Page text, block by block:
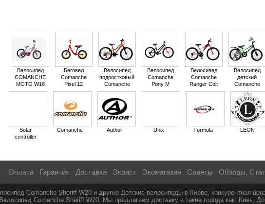
Велосипед
COMANCHE
MOTO W16
Беговел
Comanche
Pixel 12
Велосипед
подростковый
Comanche
Pony Comp M
NEW
Велосипед
Comanche
Pony M
Велосипед
Comanche
Ranger Colt
Велосипед
детский
Comanche
SHERIFF W16
Solar
controller
Comanche Author Unix Formula LEON
Оплата Гарантия Доставка Экоист Экомагазин Советы Обзоры,
Comanche Sheriff W20 и другие Детские велосипеды в Киеве, конкурентная
Comanche Sheriff W20. Мы предлагаем доставку в такие города как: Киев,